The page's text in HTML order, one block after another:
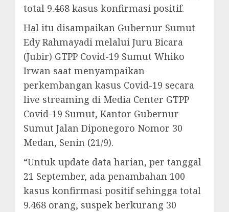
total 9.468 kasus konfirmasi positif.
Hal itu disampaikan Gubernur Sumut
Edy Rahmayadi melalui Juru Bicara
(Jubir) GTPP Covid-19 Sumut Whiko
Irwan saat menyampaikan
perkembangan kasus Covid-19 secara
live streaming di Media Center GTPP
Covid-19 Sumut, Kantor Gubernur
Sumut Jalan Diponegoro Nomor 30
Medan, Senin (21/9).
“Untuk update data harian, per tanggal
21 September, ada penambahan 100
kasus konfirmasi positif sehingga total
9.468 orang, suspek berkurang 30